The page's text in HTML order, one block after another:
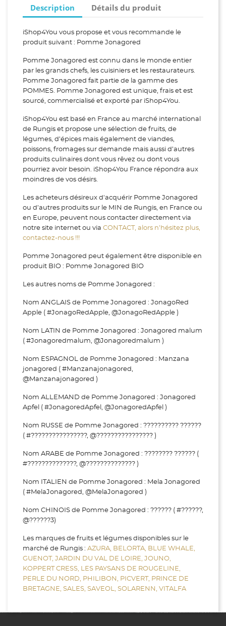
Description Détails du produit
iShop4You vous propose et vous recommande le
produit suivant : Pomme Jonagored
Pomme Jonagored est connu dans le monde entier
par les grands chefs, les cuisiniers et les restaurateurs.
Pomme Jonagored fait partie de la gamme des
POMMES. Pomme Jonagored est unique, frais et est
sourcé, commercialisé et exporté par iShop4You.
iShop4You est basé en France au marché international
de Rungis et propose une sélection de fruits, de
légumes, d’épices mais également de viandes,
poissons, fromages sur demande mais aussi d’autres
produits culinaires dont vous rêvez ou dont vous
pourriez avoir besoin. iShop4You France répondra aux
moindres de vos désirs.
Les acheteurs désireux d'acquérir Pomme Jonagored
ou d’autres produits sur le MIN de Rungis, en France ou
en Europe, peuvent nous contacter directement via
notre site internet ou via CONTACT, alors n’hésitez plus,
contactez-nous !!!
Pomme Jonagored peut également être disponible en
produit BIO : Pomme Jonagored BIO
Les autres noms de Pomme Jonagored :
Nom ANGLAIS de Pomme Jonagored : JonagoRed
Apple ( #JonagoRedApple, @JonagoRedApple )
Nom LATIN de Pomme Jonagored : Jonagored malum
( #Jonagoredmalum, @Jonagoredmalum )
Nom ESPAGNOL de Pomme Jonagored : Manzana
jonagored ( #Manzanajonagored,
@Manzanajonagored )
Nom ALLEMAND de Pomme Jonagored : Jonagored
Apfel ( #JonagoredApfel, @JonagoredApfel )
Nom RUSSE de Pomme Jonagored : ?????????? ??????
( #????????????????, @???????????????? )
Nom ARABE de Pomme Jonagored : ???????? ?????? (
#??????????????, @?????????????? )
Nom ITALIEN de Pomme Jonagored : Mela Jonagored
( #MelaJonagored, @MelaJonagored )
Nom CHINOIS de Pomme Jonagored : ?????? ( #??????,
@??????3)
Les marques de fruits et légumes disponibles sur le
marché de Rungis : AZURA, BELORTA, BLUE WHALE,
GUENOT, JARDIN DU VAL DE LOIRE, JOUNO,
KOPPERT CRESS, LES PAYSANS DE ROUGELINE,
PERLE DU NORD, PHILIBON, PICVERT, PRINCE DE
BRETAGNE, SALES, SAVEOL, SOLARENN, VITALFA